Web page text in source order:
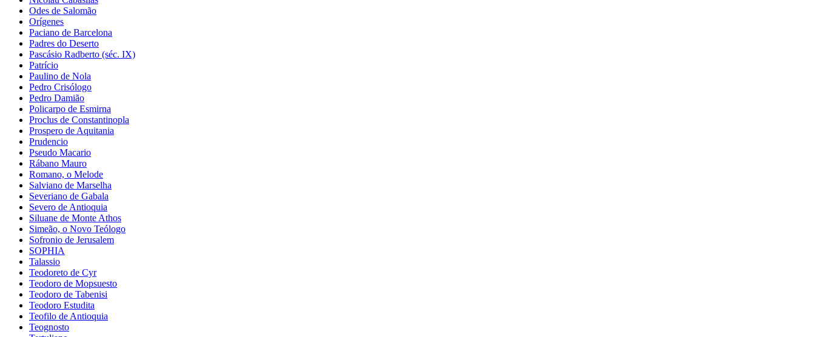
Odes de Salomão
Orígenes
Paciano de Barcelona
Padres do Deserto
Pascásio Radberto (séc. IX)
Patrício
Paulino de Nola
Pedro Crisólogo
Pedro Damião
Policarpo de Esmirna
Proclus de Constantinopla
Prospero de Aquitania
Prudencio
Pseudo Macario
Rábano Mauro
Romano, o Melode
Salviano de Marselha
Severiano de Gabala
Severo de Antioquia
Siluane de Monte Athos
Simeão, o Novo Teólogo
Sofronio de Jerusalem
SOPHIA
Talassio
Teodoreto de Cyr
Teodoro de Mopsuesto
Teodoro de Tabenisi
Teodoro Estudita
Teofilo de Antioquia
Teognosto